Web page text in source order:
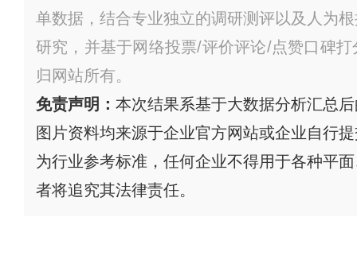
单数据，结合专业独立的调研测评以及人为
研究，并基于网络投票/评价评论/点赞口碑
归网站所有。
免责声明： 本次结果系基于大数据分析汇总
图片资料均来源于企业官方网站或企业自行
为行业参考标准，任何企业不得用于各种平
者将追究其法律责任。